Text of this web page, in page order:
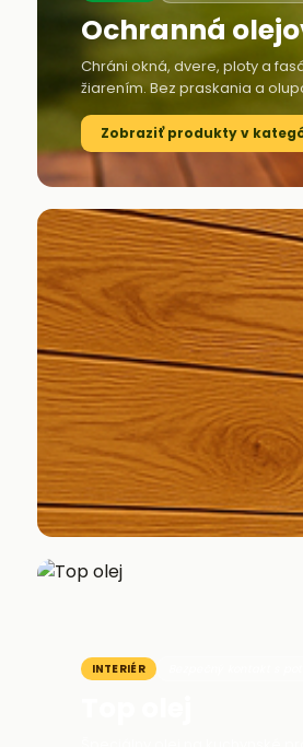
Ochranná
Chráni okná, dvere, ploty a
žiarením. Bez praskania a
Zobraziť produkty v
INTERIÉR